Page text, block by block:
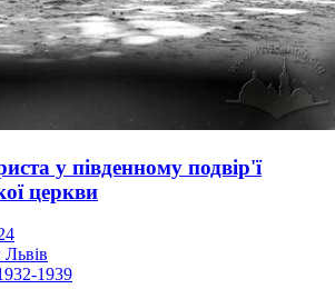
у південному подвір'ї
церкви
Львів
1939